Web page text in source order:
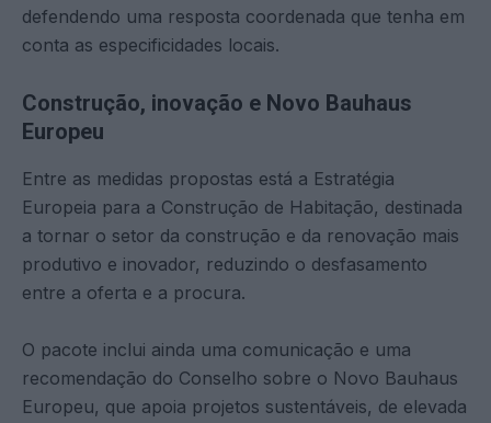
defendendo uma resposta coordenada que tenha em
conta as especificidades locais.
Construção, inovação e Novo Bauhaus
Europeu
Entre as medidas propostas está a Estratégia
Europeia para a Construção de Habitação, destinada
a tornar o setor da construção e da renovação mais
produtivo e inovador, reduzindo o desfasamento
entre a oferta e a procura.
O pacote inclui ainda uma comunicação e uma
recomendação do Conselho sobre o Novo Bauhaus
Europeu, que apoia projetos sustentáveis, de elevada